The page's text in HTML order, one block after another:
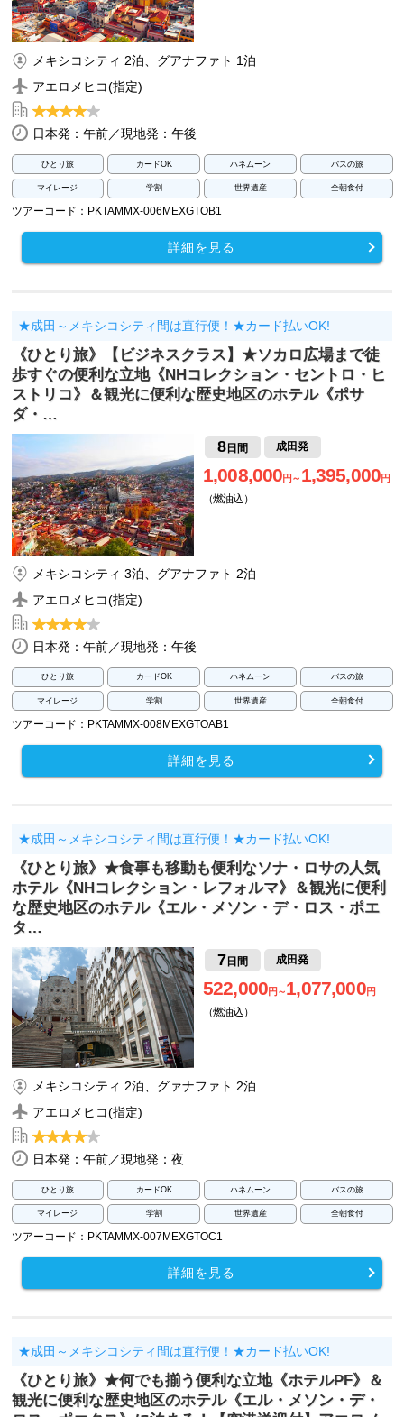
メキシコシティ 2泊、グアナファト 1泊
アエロメヒコ(指定)
日本発：午前／現地発：午後
ひとり旅 カードOK ハネムーン バスの旅
マイレージ 学割 世界遺産 全朝食付
ツアーコード：PKTAMMX-006MEXGTOB1
詳細を見る
★成田～メキシコシティ間は直行便！★カード払いOK!
《ひとり旅》【ビジネスクラス】★ソカロ広場まで徒
歩すぐの便利な立地《NHコレクション・セントロ・ヒ
ストリコ》＆観光に便利な歴史地区のホテル《ポサ
ダ・…
8日間 成田発
1,008,000円～ 1,395,000円
（燃油込）
メキシコシティ 3泊、グアナファト 2泊
アエロメヒコ(指定)
日本発：午前／現地発：午後
ひとり旅 カードOK ハネムーン バスの旅
マイレージ 学割 世界遺産 全朝食付
ツアーコード：PKTAMMX-008MEXGTOAB1
詳細を見る
★成田～メキシコシティ間は直行便！★カード払いOK!
《ひとり旅》★食事も移動も便利なソナ・ロサの人気
ホテル《NHコレクション・レフォルマ》＆観光に便利
な歴史地区のホテル《エル・メソン・デ・ロス・ポエ
タ…
7 日間 成田発
522,000円～1,077,000円
（燃油込）
メキシコシティ 2泊、グァナファト 2泊
アエロメヒコ(指定)
日本発：午前／現地発：夜
ひとり旅 カードOK ハネムーン バスの旅
マイレージ 学割 世界遺産 全朝食付
ツアーコード：PKTAMMX-007MEXGTOC1
詳細を見る
★成田～メキシコシティ間は直行便！★カード払いOK!
《ひとり旅》★何でも揃う便利な立地《ホテルPF》＆
観光に便利な歴史地区のホテル《エル・メソン・デ・